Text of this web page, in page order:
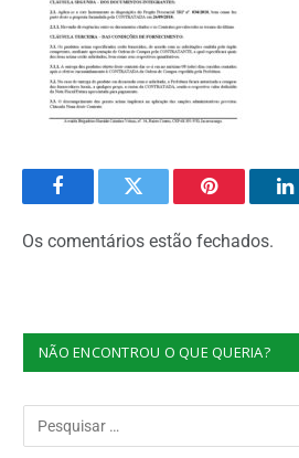
FacebookTwitter Pinterest O
Os comentários estão fechados.
NÃO ENCONTROU O QUE QUERIA?